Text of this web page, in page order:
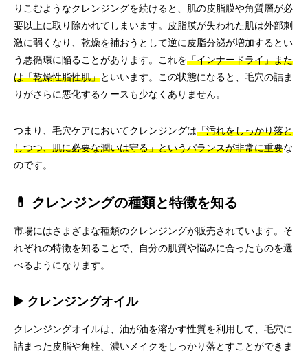
りこむようなクレンジングを続けると、肌の皮脂膜や角質層が必
要以上に取り除かれてしまいます。皮脂膜が失われた肌は外部刺
激に弱くなり、乾燥を補おうとして逆に皮脂分泌が増加するとい
う悪循環に陥ることがあります。これを「インナードライ」また
は「乾燥性脂性肌」といいます。この状態になると、毛穴の詰ま
りがさらに悪化するケースも少なくありません。
つまり、毛穴ケアにおいてクレンジングは「汚れをしっかり落と
しつつ、肌に必要な潤いは守る」というバランスが非常に重要な
のです。
💊 クレンジングの種類と特徴を知る
市場にはさまざまな種類のクレンジングが販売されています。そ
れぞれの特徴を知ることで、自分の肌質や悩みに合ったものを選
べるようになります。
▶️ クレンジングオイル
クレンジングオイルは、油が油を溶かす性質を利用して、毛穴に
詰まった皮脂や角栓、濃いメイクをしっかり落とすことができま